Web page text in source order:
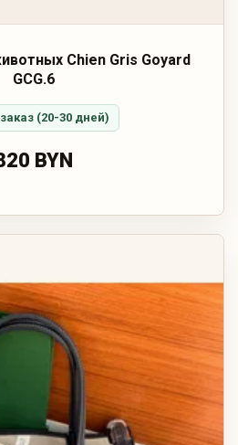
Chien Gris Goyard
GCG.6
(20-30 дней)
BYN